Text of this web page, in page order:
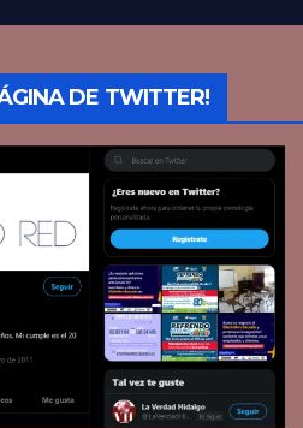
DE TWITTER!